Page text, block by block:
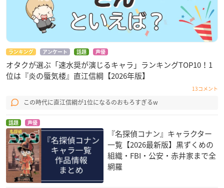
ランキング アンケート 話題 声優
オタクが選ぶ「速水奨が演じるキャラ」ランキングTOP10！1
位は『炎の蜃気楼』直江信綱【2026年版】
13コメント
この時代に直江信綱が1位になるのおもろすぎるw
話題 声優
『名探偵コナン』キャラクター
一覧【2026最新版】黒ずくめの
組織・FBI・公安・赤井家まで全
網羅